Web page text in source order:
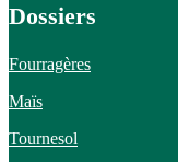
Dossiers
Fourragères
Maïs
Tournesol